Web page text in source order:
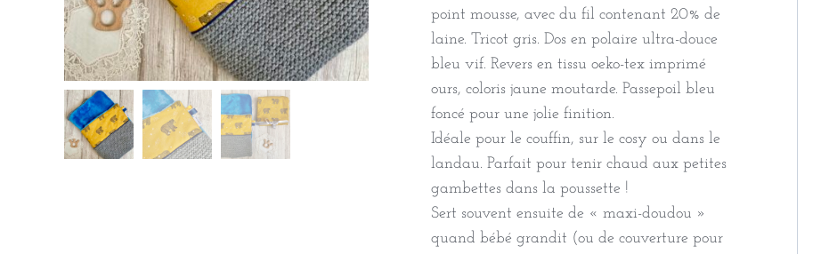
point mousse, avec du fil contenant 20% de
laine. Tricot gris. Dos en polaire ultra-douce
bleu vif. Revers en tissu oeko-tex imprimé
ours, coloris jaune moutarde. Passepoil bleu
foncé pour une jolie finition.
Idéale pour le couffin, sur le cosy ou dans le
landau. Parfait pour tenir chaud aux petites
gambettes dans la poussette !
Sert souvent ensuite de « maxi-doudou »
quand bébé grandit (ou de couverture pour